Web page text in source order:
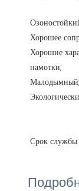
Хорошее
Хорошие
намотки;
Малодымный;